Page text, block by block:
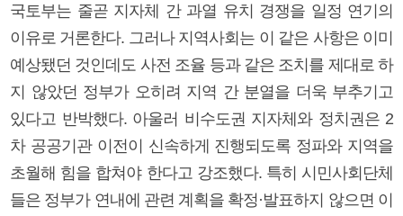
국토부는 줄곧 지자체 간 과열 유치 경쟁을 일정 연기의
이유로 거론한다. 그러나 지역사회는 이 같은 사항은 이미
예상됐던 것인데도 사전 조율 등과 같은 조치를 제대로 하
지 않았던 정부가 오히려 지역 간 분열을 더욱 부추기고
있다고 반박했다. 아울러 비수도권 지자체와 정치권은 2
차 공공기관 이전이 신속하게 진행되도록 정파와 지역을
초월해 힘을 합쳐야 한다고 강조했다. 특히 시민사회단체
들은 정부가 연내에 관련 계획을 확정·발표하지 않으면 이